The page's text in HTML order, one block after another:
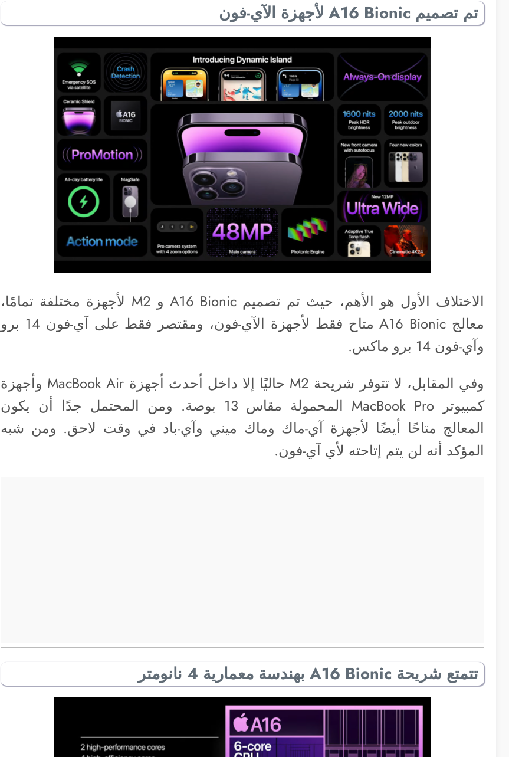
تم تصميم A16 Bionic لأجهزة الآي-فون
الاختلاف الأول هو الأهم، حيث تم تصميم A16 Bionic و M2 لأجهزة مختلفة تمامًا،
معالج A16 Bionic متاح فقط لأجهزة الآي-فون، ومقتصر فقط على آي-فون 14 برو
وآي-فون 14 برو ماكس.
وفي المقابل، لا تتوفر شريحة M2 حاليًا إلا داخل أحدث أجهزة MacBook Air وأجهزة
كمبيوتر MacBook Pro المحمولة مقاس 13 بوصة. ومن المحتمل جدًا أن يكون
المعالج متاحًا أيضًا لأجهزة آي-ماك وماك ميني وآي-باد في وقت لاحق. ومن شبه
المؤكد أنه لن يتم إتاحته لأي آي-فون.
تتمتع شريحة A16 Bionic بهندسة معمارية 4 نانومتر